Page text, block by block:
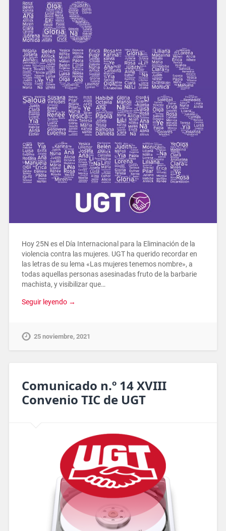
Hoy 25N es el Día Internacional para la Eliminación de la
violencia contra las mujeres. UGT ha querido recordar en
las letras de su lema «Las mujeres tenemos nombre», a
todas aquellas personas asesinadas fruto de la barbarie
machista, y visibilizar que…
Seguir leyendo →
25 noviembre, 2021
Comunicado n.º 14 XVIII
Convenio TIC de UGT